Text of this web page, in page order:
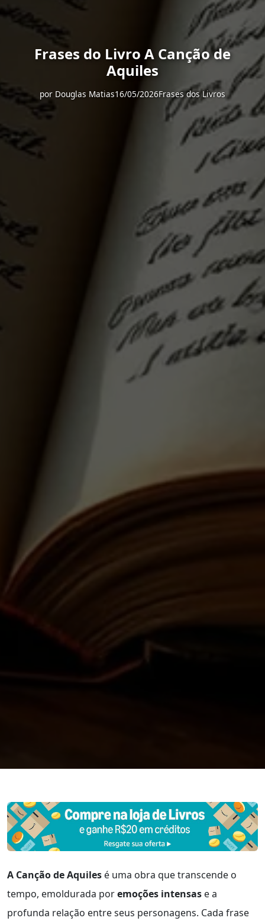
Frases do Livro A Canção de
Aquiles
por Douglas Matias16/05/2026Frases dos Livros
A Canção de Aquiles é uma obra que transcende o
tempo, emoldurada poremoções intensas e a
profunda relação entre seus personagens. Cada frase